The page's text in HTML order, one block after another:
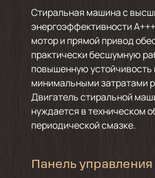
Стиральная машина с
энергоэффективности
мотор и прямой привод
практически бесшумную
повышенную устойчивость
минимальными затратами
Двигатель стиральной
нуждается в техническом
периодической смазке.
Панель управления